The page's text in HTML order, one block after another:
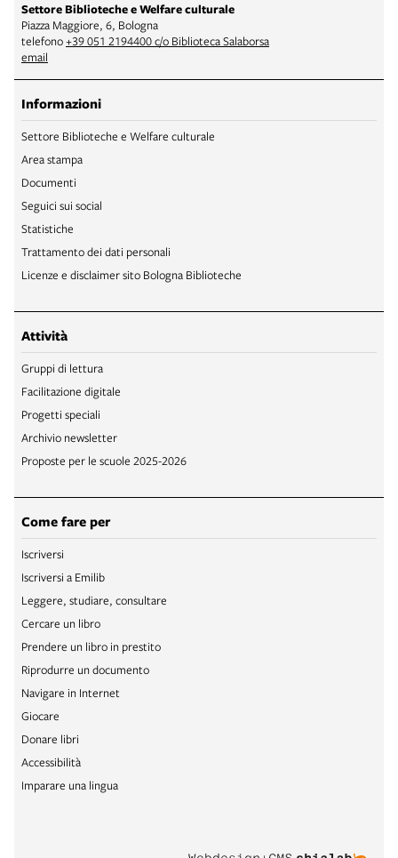
Settore Biblioteche e Welfare culturale
Piazza Maggiore, 6, Bologna
telefono+39 051 2194400 c/o Biblioteca Salaborsa
email
Informazioni
Settore Biblioteche e Welfare culturale
Area stampa
Documenti
Seguici sui social
Statistiche
Trattamento dei dati personali
Licenze e disclaimer sito Bologna Biblioteche
Attività
Gruppi di lettura
Facilitazione digitale
Progetti speciali
Archivio newsletter
Proposte per le scuole 2025-2026
Come fare per
Iscriversi
Iscriversi a Emilib
Leggere, studiare, consultare
Cercare un libro
Prendere un libro in prestito
Riprodurre un documento
Navigare in Internet
Giocare
Donare libri
Accessibilità
Imparare una lingua